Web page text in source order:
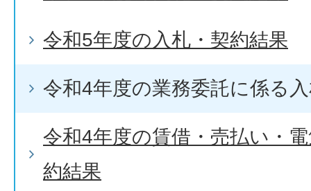
令和5年度の入札・契約結果
令和4年度の業務委託に係る
令和4年度の賃借・売払い・
約結果